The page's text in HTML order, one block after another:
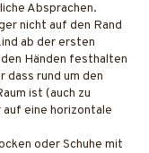
Absprachen.
nicht auf den Rand
ab der ersten
Händen festhalten
dass rund um den
ist (auch zu
auf eine horizontale
oder Schuhe mit